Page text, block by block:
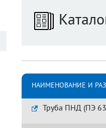
НАИМЕНОВАНИЕ И
Труба ПНД (ПЭ